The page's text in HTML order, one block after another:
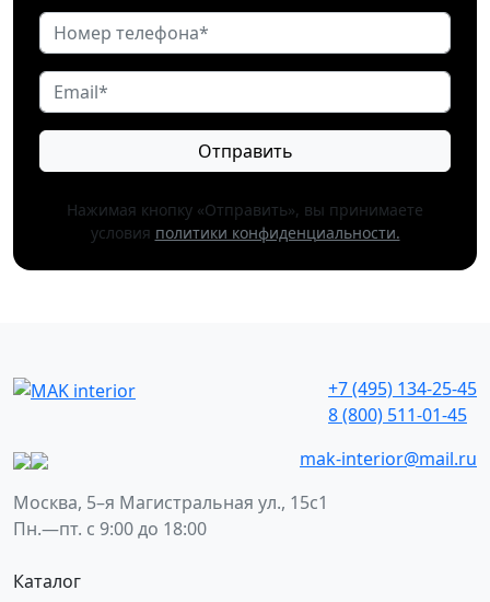
Отправить
Нажимая кнопку «Отправить», вы принимаете
условия политики конфиденциальности.
+7 (495) 134-25-45
8 (800) 511-01-45
mak-interior@mail.ru
Москва, 5–я Магистральная ул., 15с1
Пн.—пт. с 9:00 до 18:00
Каталог